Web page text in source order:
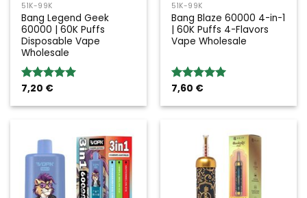
51K-99K
Bang Legend Geek
60000 | 60K Puffs
Disposable Vape
Wholesale
Rated5.00
7,20 €
51K-99K
Bang Blaze 60000 4-in-1
| 60K Puffs 4-Flavors
Vape Wholesale
Rated5.00
7,60 €